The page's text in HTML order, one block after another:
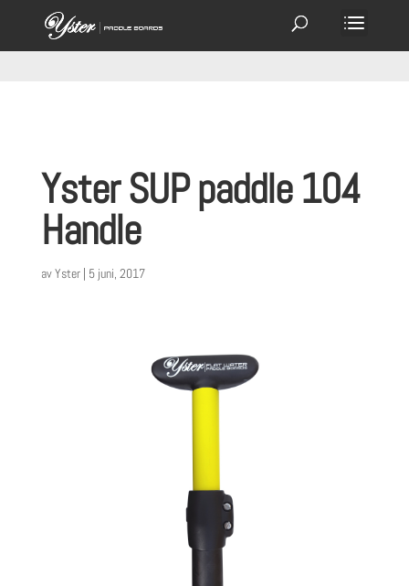
Yster SUP paddle 104
Handle
avYster| 5 juni, 2017